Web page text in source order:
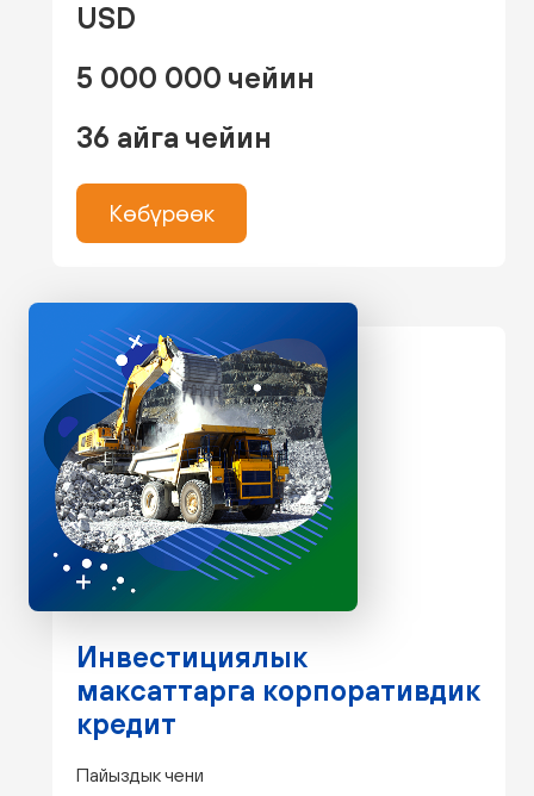
USD
5 000 000 чейин
36 айга чейин
Көбүрөөк
Инвестициялык
максаттарга корпоративдик
кредит
Пайыздык чени